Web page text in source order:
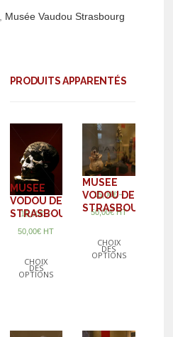
Musée Vaudou Strasbourg
PRODUITS APPARENTÉS
MUSEE
VODOU DE
STRASBOURG
15,00€–
50,00€ HT
CHOIX
DES
OPTIONS
MUSEE
VODOU DE
STRASBOURG
15,00€–
50,00€ HT
CHOIX
DES
OPTIONS